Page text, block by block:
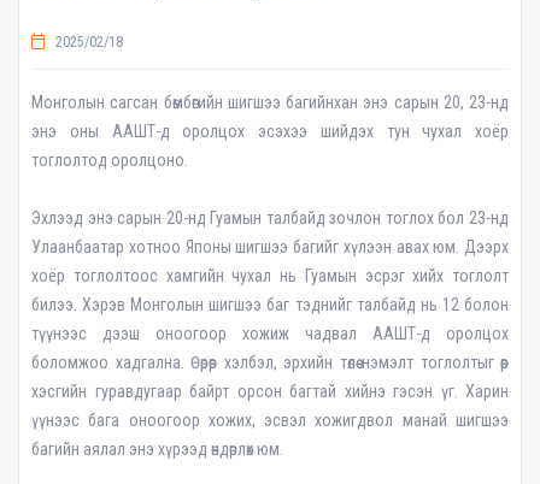
2025/02/18
Монголын сагсан бөмбөгийн шигшээ багийнхан энэ сарын 20, 23-нд
энэ оны ААШТ-д оролцох эсэхээ шийдэх тун чухал хоёр
тоглолтод оролцоно.
Эхлээд энэ сарын 20-нд Гуамын талбайд зочлон тоглох бол 23-нд
Улаанбаатар хотноо Японы шигшээ багийг хүлээн авах юм. Дээрх
хоёр тоглолтоос хамгийн чухал нь Гуамын эсрэг хийх тоглолт
билээ. Хэрэв Монголын шигшээ баг тэднийг талбайд нь 12 болон
түүнээс дээш оноогоор хожиж чадвал ААШТ-д оролцох
боломжоо хадгална. Өөрөөр хэлбэл, эрхийн төлөө нэмэлт тоглолтыг өөр
хэсгийн гуравдугаар байрт орсон багтай хийнэ гэсэн үг. Харин
үүнээс бага оноогоор хожих, эсвэл хожигдвол манай шигшээ
багийн аялал энэ хүрээд өндөрлөх юм.